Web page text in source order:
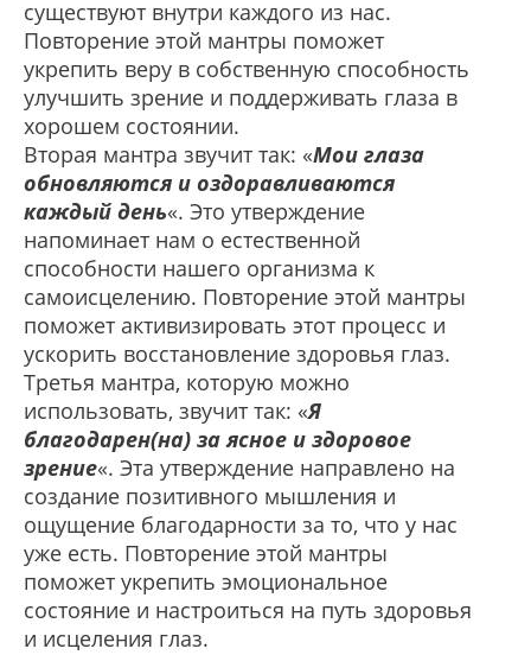
существуют внутри каждого из нас.
Повторение этой мантры поможет
укрепить веру в собственную способность
улучшить зрение и поддерживать глаза в
хорошем состоянии.
Вторая мантра звучит так: «Мои глаза
обновляются и оздоравливаются
каждый день«. Это утверждение
напоминает нам о естественной
способности нашего организма к
самоисцелению. Повторение этой мантры
поможет активизировать этот процесс и
ускорить восстановление здоровья глаз.
Третья мантра, которую можно
использовать, звучит так: «Я
благодарен(на) за ясное и здоровое
зрение«. Эта утверждение направлено на
создание позитивного мышления и
ощущение благодарности за то, что у нас
уже есть. Повторение этой мантры
поможет укрепить эмоциональное
состояние и настроиться на путь здоровья
и исцеления глаз.